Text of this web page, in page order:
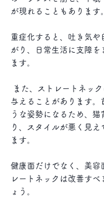
が現れることもあります。
重症化すると、吐き気や
がり、日常生活に支障を
ます。
与えることがあります。
うな姿勢になるため、猫
り、スタイルが悪く見え
ます。
健康面だけでなく、美容
レートネックは改善すべ
ょう。